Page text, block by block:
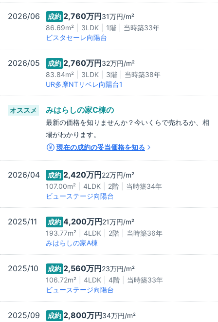
2026/06 成約 2,760万円 31万円/m²
86.69m²
3LDK 1階 当時築33年
ビスタセーレ向陽台
2026/05 成約 2,760万円 32万円/m²
83.84m²
3LDK 3階 当時築38年
UR多摩NTリベレ向陽台1
オススメ みはらしの家C棟の
最新の価格を知りませんか？今いくらで売れるか、相
場がわかります。
現在の成約の妥当価格を知る
2026/04 成約 2,420万円 22万円/m²
107.00m²
4LDK 2階 当時築34年
ビューステージ向陽台
2025/11 成約 4,200万円 21万円/m²
193.77m²
4LDK 2階 当時築36年
みはらしの家A棟
2025/10 成約 2,560万円 23万円/m²
106.72m²
4LDK 4階 当時築33年
ビューステージ向陽台
2025/09 成約 2,800万円 34万円/m²